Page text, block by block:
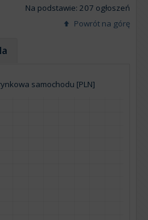
Na podstawie: 207 ogłoszeń
Powrót na górę
samochodu [PLN]